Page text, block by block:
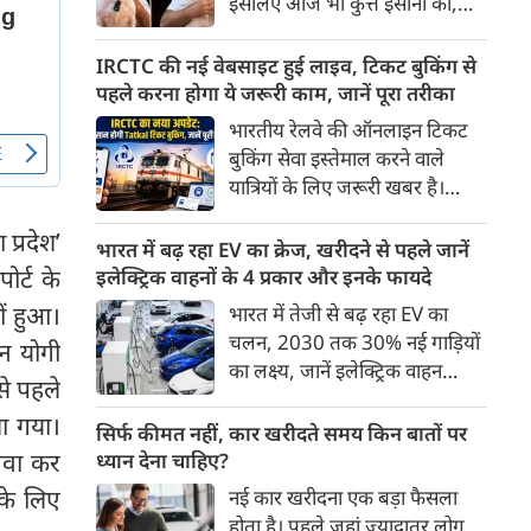
के
हुआ।
योगी
पहले
गया।
कर
लिए
पहुंच रहा है।
भू-राजनीति से लेकर कृत्रिम
बुद्धिमत्ता, जलवायु परिवर्तन से लेकर
क्रिकेट तक हर विषय पर बहस कर
सकते हैं, तो उस जीव पर भी एक
गंभीर चर्चा बनती है जिसने किसी भी
सभ्यता से पहले इंसान का साथ चुना
था। दुर्भाग्य यह है कि आज कुत्तों के
बारे में हमारी राय पशु-चिकित्सकों,
व्यवहार वैज्ञानिकों या विशेषज्ञों से
कम... और व्हाट्सऐप यूनिवर्सिटी से
ज़्यादा बनती है।
IRCTC की नई वेबसाइट हुई लाइव, टिकट बुकिंग से
पहले करना होगा ये जरूरी काम, जानें पूरा तरीका
भारतीय रेलवे की ऑनलाइन टिकट
बुकिंग सेवा इस्तेमाल करने वाले
यात्रियों के लिए जरूरी खबर है।
वेबसाइट का बीटा वर्जन लॉन्च कर
दिया है। करीब 24 साल पुराने
इंटरफेस के बाद वेबसाइट को नए
डिजाइन और कई नए फीचर्स के साथ
अपडेट किया गया है।
भारत में बढ़ रहा EV का क्रेज, खरीदने से पहले जानें
इलेक्ट्रिक वाहनों के 4 प्रकार और इनके फायदे
भारत में तेजी से बढ़ रहा EV का
चलन, 2030 तक 30% नई गाड़ियों
का लक्ष्य, जानें इलेक्ट्रिक वाहन
200 अरब रुपए का मौका
सिर्फ कीमत नहीं, कार खरीदते समय किन बातों पर
ध्यान देना चाहिए?
नई कार खरीदना एक बड़ा फैसला